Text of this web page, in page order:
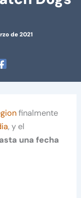
de 2021
finalmente
, y el
una fecha